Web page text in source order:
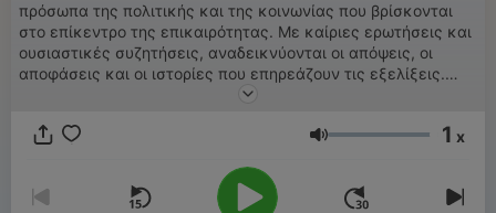
πρόσωπα της πολιτικής και της κοινωνίας που βρίσκονται
στο επίκεντρο της επικαιρότητας. Με καίριες ερωτήσεις και
ουσιαστικές συζητήσεις, αναδεικνύονται οι απόψεις, οι
αποφάσεις και οι ιστορίες που επηρεάζουν τις εξελίξεις.
Ένα podcast που συνδυάζει ενημέρωση και ανάλυση, για
από τα γεγονότα.
Ένταση 1 x